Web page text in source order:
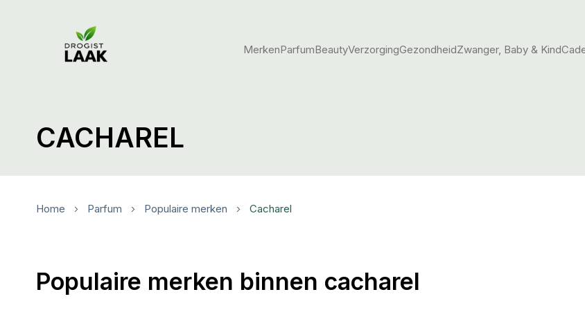
MerkenParfumBeautyVerzorgingGezondheidZwanger, Baby & Kind
CACHAREL
Home Parfum Populaire merken Cacharel
Populaire merken binnen cacharel